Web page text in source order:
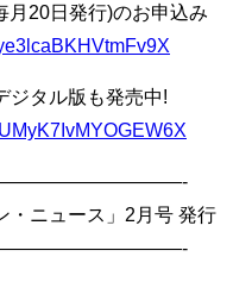
月20日発行)のお申込み
タル版も発売中!
ニュース」2月号 発行